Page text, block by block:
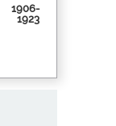
1906-
1923